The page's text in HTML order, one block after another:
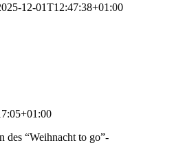
12-01T12:47:38+01:00
des “Weihnacht to go”-